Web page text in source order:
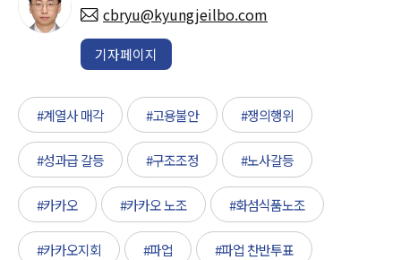
cbryu@kyungjeilbo.com
기자페이지
#계열사 매각 #고용불안 #쟁의행위
#성과급 갈등 #구조조정 #노사갈등
#카카오 #카카오 노조 #화섬식품노조
#카카오지회 #파업 #파업 찬반투표